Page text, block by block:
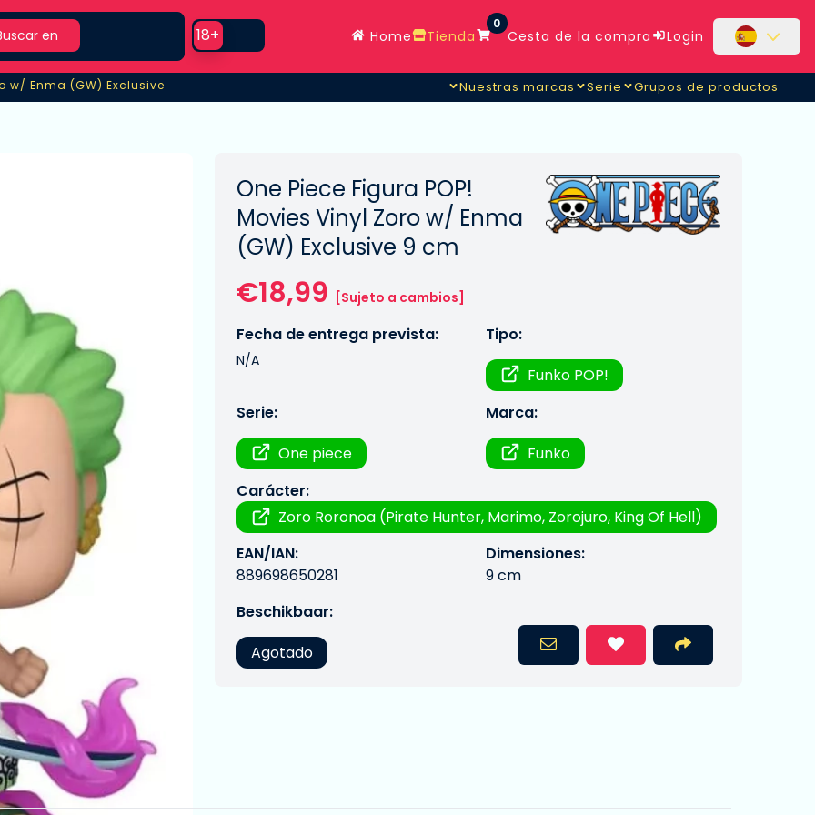
en
Use setting
18+ Home Tienda
0
Cesta de la compra Login
w/ Enma (GW) Exclusive
w/ Enma (GW) Exclusive Nuestras marcas Serie Grupos de productos
One Piece Figura POP!
Movies Vinyl Zoro w/ Enma
(GW) Exclusive 9 cm
€18,99 [Sujeto a cambios]
Fecha de entrega prevista:
N/A
Tipo:
Funko POP!
Serie:
One piece
Marca:
Funko
Carácter:
Zoro Roronoa (Pirate Hunter, Marimo, Zorojuro, King Of Hell)
EAN/IAN:
889698650281
Dimensiones:
9 cm
Beschikbaar:
Agotado